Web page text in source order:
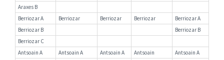
Araxes B
Berriozar A
Berriozar Berriozar Berriozar
Berriozar A
Berriozar B
Berriozar B
Berriozar C
Antsoain A
Antsoain A Antsoain A Antsoain
Antsoain A